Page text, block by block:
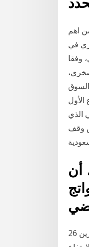
اهم
في
بأكثر من ٦ ملايين برميل، وفقا
السوق
الذي
وقف
أن
26 نيسان (إبريل) 2020 كيف نزيد المخزون الاستراتيجي من النفط الرخيص ؟ جديد يصب في مصلحة تخزين